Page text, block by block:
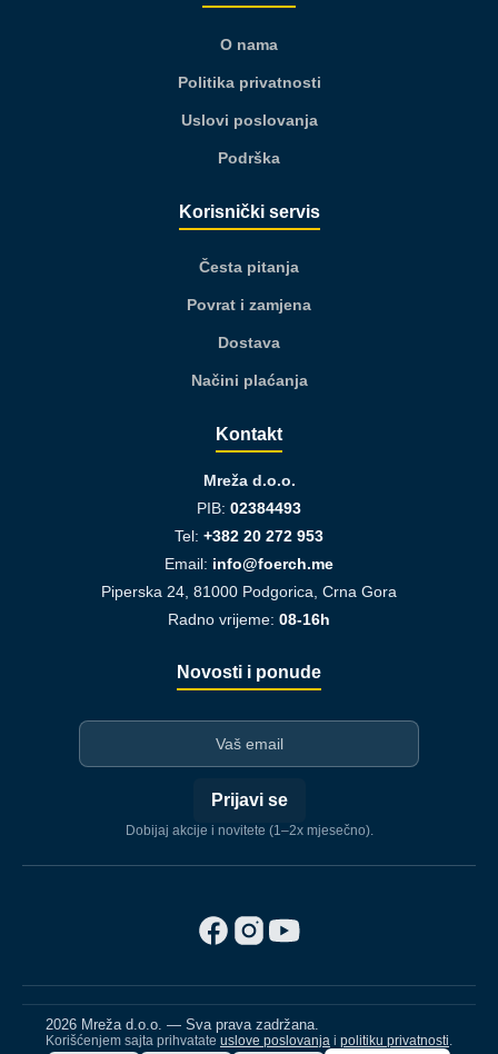
O nama
Politika privatnosti
Uslovi poslovanja
Podrška
Korisnički servis
Česta pitanja
Povrat i zamjena
Dostava
Načini plaćanja
Kontakt
Mreža d.o.o.
PIB: 02384493
Tel: +382 20 272 953
Email: info@foerch.me
Piperska 24, 81000 Podgorica, Crna Gora
Radno vrijeme: 08-16h
Novosti i ponude
Prijavi se
Dobijaj akcije i novitete (1–2x mjesečno).
2026 Mreža d.o.o. — Sva prava zadržana.
Korišćenjem sajta prihvatate uslove poslovanja i politiku privatnosti.